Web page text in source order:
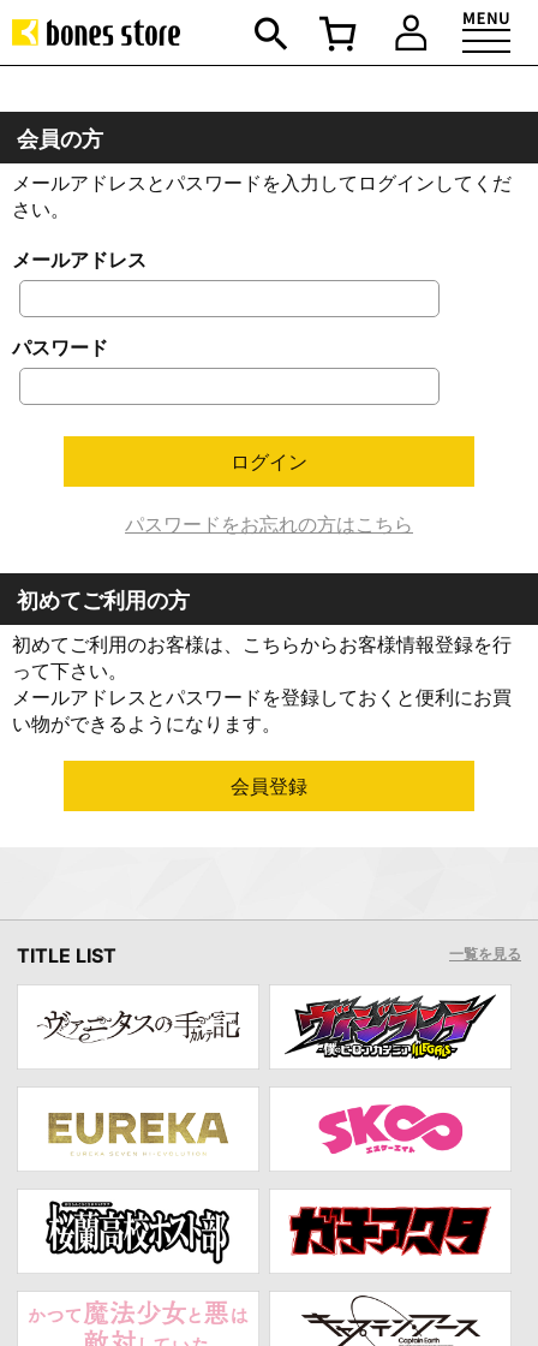
会員の方
メールアドレスとパスワードを入力してログインしてくだ
さい。
メールアドレス
パスワード
パスワードをお忘れの方はこちら
初めてご利用の方
初めてご利用のお客様は、こちらからお客様情報登録を行
って下さい。
メールアドレスとパスワードを登録しておくと便利にお買
い物ができるようになります。
TITLE LIST 一覧を見る